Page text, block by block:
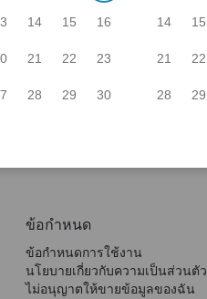
14 15 16
21 22 23
28 29 30
14 15
21 22
28 29
Bath
ข้อกำหนด
ข้อกำหนดการใช้งาน
นโยบายเกี่ยวกับความเป็นส่วนตัว
ไม่อนุญาตให้ขายข้อมูลของฉัน